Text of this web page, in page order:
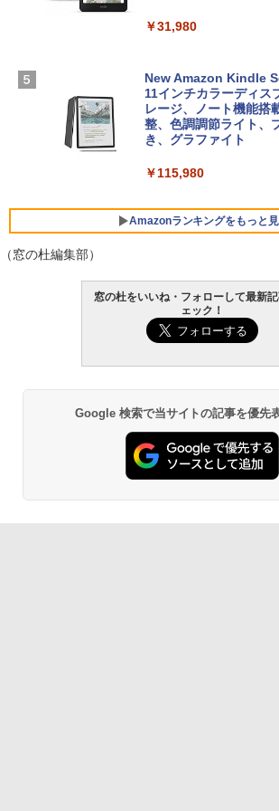
FMV ノートパソコン
ersonal/Copilotキー搭
Core i5/16GB/SSD
VWK3E15W_AZ
￥139,880
ト): Java & Bedrock
￥3,600
ェクトリストと最新エ
￥31,980
New Amazon Kindle
11インチカラーディス
レージ、ノート機能搭
整、色調調節ライト、
き、グラファイト
￥115,980
Amazonランキングをもっと
（窓の杜編集部）
窓の杜をいいね・フォローして最新
ェック！
Google 検索で当サイトの記事を優先